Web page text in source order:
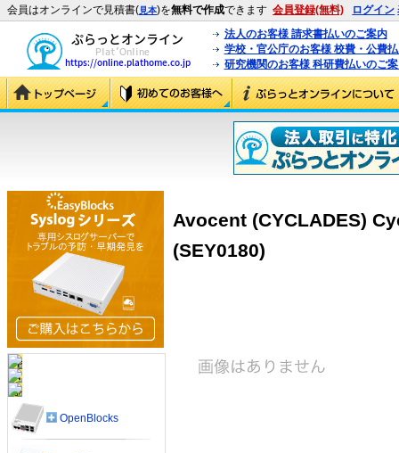
会員はオンラインで見積書(見本)を無料で作成できます 会員登録(無料) ログイン
法人のお客様 請求書払いのご案内
学校・官公庁のお客様 校費・公費
研究機関のお客様 科研費払いのご
Avocent (CYCLADES)
(SEY0180)
OpenBlocks